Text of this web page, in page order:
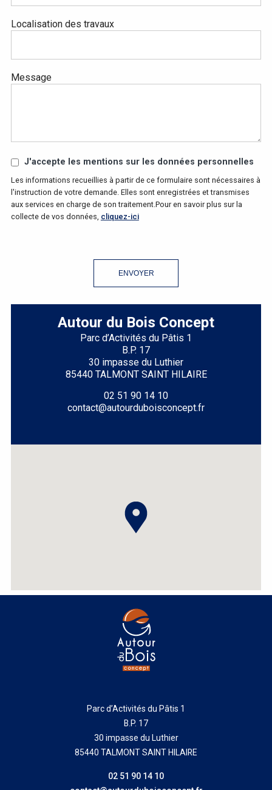
Localisation des travaux
Message
J'accepte les mentions sur les données personnelles
Les informations recueillies à partir de ce formulaire sont nécessaires à
l'instruction de votre demande. Elles sont enregistrées et transmises
aux services en charge de son traitement.Pour en savoir plus sur la
collecte de vos données, cliquez-ici
ENVOYER
Autour du Bois Concept
Parc d’Activités du Pâtis 1
B.P. 17
30 impasse du Luthier
85440 TALMONT SAINT HILAIRE
02 51 90 14 10
contact@autourduboisconcept.fr
Parc d’Activités du Pâtis 1
B.P. 17
30 impasse du Luthier
85440 TALMONT SAINT HILAIRE
02 51 90 14 10